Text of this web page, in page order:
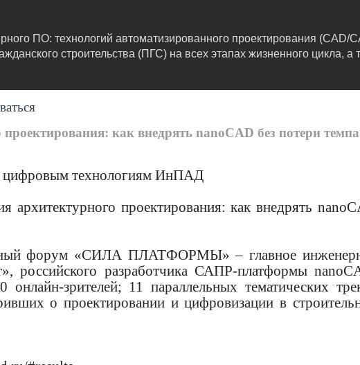
ПО: технологий автоматизированного проектирования
строительства (ПГС) на всех этапах жизненного цикла,
как внедрять nanoCAD без потери
цифровым технологиям ИнПАД
архитектурного проектирования: как внедрять
форум «СИЛА ПЛАТФОРМЫ» – главное
российского разработчика САПР-платформы
зрителей; 11 параллельных тематических
о проектировании и цифровизации в